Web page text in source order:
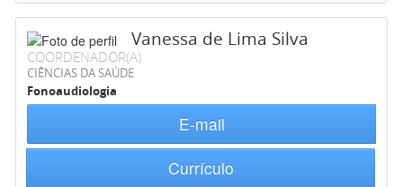
Vanessa de Lima Silva
COORDENADOR(A)
CIÊNCIAS DA SAÚDE
Fonoaudiologia
E-mail
Currículo